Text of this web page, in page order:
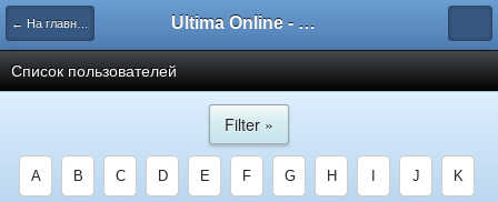
← На главную Ultima Online - Форум Русского сообщества игры
Список пользователей
Filter »
A B C D E F G H J K